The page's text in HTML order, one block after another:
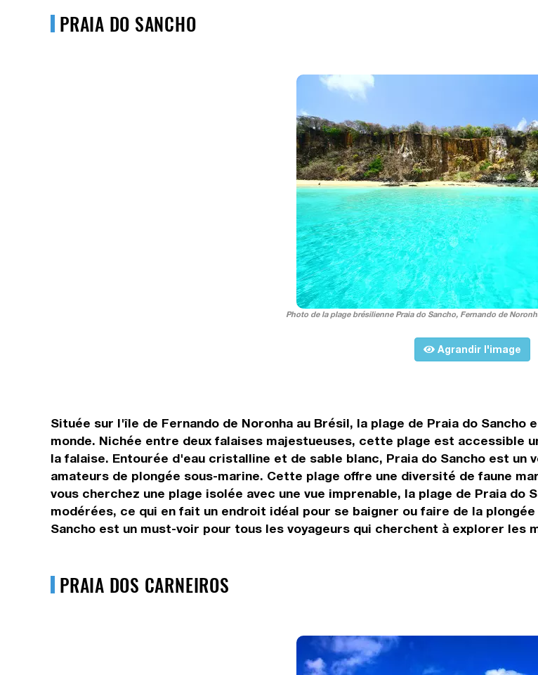
PRAIA DO SANCHO
Photo de la plage brésilienne Praia do Sancho, Fernando de
Agrandir l'image
Située sur l'île de Fernando de Noronha au Brésil, la plage de Praia do
monde. Nichée entre deux falaises majestueuses, cette plage est accessible
la falaise. Entourée d'eau cristalline et de sable blanc, Praia do Sancho est
amateurs de plongée sous-marine. Cette plage offre une diversité de faune
vous cherchez une plage isolée avec une vue imprenable, la plage de Praia do
modérées, ce qui en fait un endroit idéal pour se baigner ou faire de la
Sancho est un must-voir pour tous les voyageurs qui cherchent à explorer les
PRAIA DOS CARNEIROS